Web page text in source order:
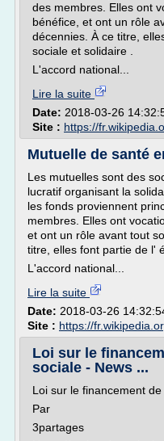
des membres. Elles ont
bénéfice, et ont un rôle
décennies. À ce titre,
sociale et solidaire .
L'accord national...
Lire la suite
Date: 2018-03-26
Site : https://
Mutuelle de santé
Les mutuelles sont des
lucratif organisant la
les fonds proviennent
membres. Elles ont
et ont un rôle avant tout
titre, elles font partie de l'
L'accord national...
Lire la suite
Date: 2018-03-26
Site : https://
Loi sur le
sociale - News ...
Loi sur le financement
Par
3partages